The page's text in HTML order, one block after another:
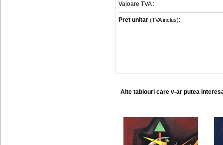
Valoare TVA :
Pret unitar (TVA inclus):
Alte tablouri care v-ar putea